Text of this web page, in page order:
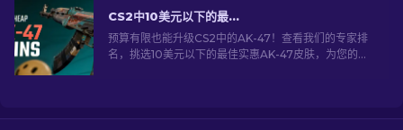
CS2中10美元以下的最佳实惠AK-47皮肤精选
预算有限也能升级CS2中的AK-47！查看我们的专家排
名，挑选10美元以下的最佳实惠AK-47皮肤，为您的火